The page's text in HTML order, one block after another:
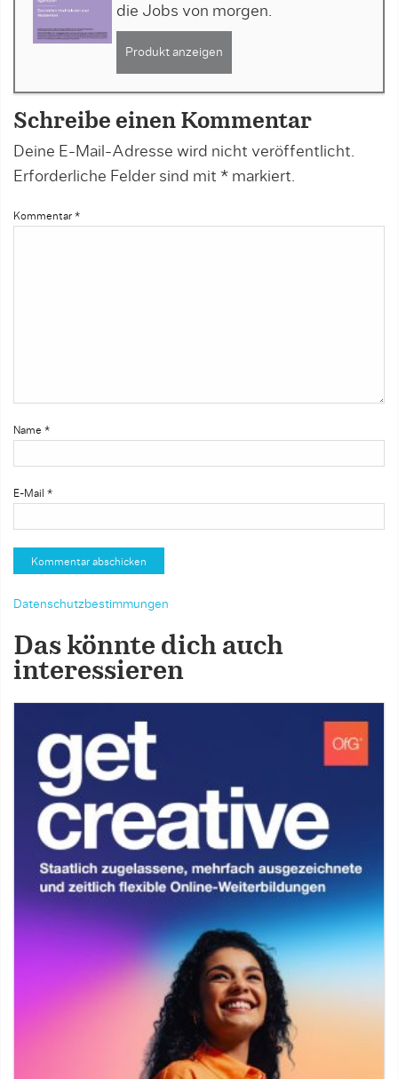
die Jobs von morgen.
Produkt anzeigen
Schreibe einen Kommentar
Deine E-Mail-Adresse wird nicht veröffentlicht.
Erforderliche Felder sind mit * markiert.
Kommentar *
Name *
E-Mail *
Datenschutzbestimmungen
Das könnte dich auch
interessieren